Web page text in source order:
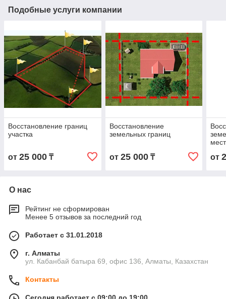
Подобные услуги компании
Восстановление границ
участка
от 25 000 ₸
Восстановление
земельных границ
от 25 000₸ от
О нас
Рейтинг не сформирован
Менее 5 отзывов за последний год
Работает с 31.01.2018
г. Алматы
ул. Кабанбай батыра 69, офис 136, Алматы, Казахстан
Контакты